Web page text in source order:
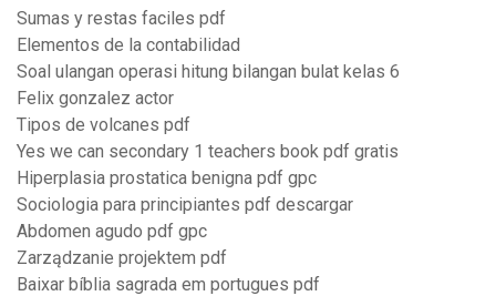
Sumas y restas faciles pdf
Elementos de la contabilidad
Soal ulangan operasi hitung bilangan bulat kelas 6
Felix gonzalez actor
Tipos de volcanes pdf
Yes we can secondary 1 teachers book pdf gratis
Hiperplasia prostatica benigna pdf gpc
Sociologia para principiantes pdf descargar
Abdomen agudo pdf gpc
Zarządzanie projektem pdf
Baixar bíblia sagrada em portugues pdf